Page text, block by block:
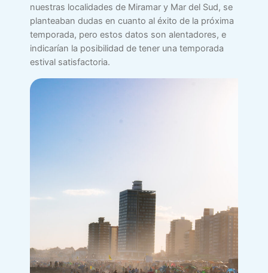
nuestras localidades de Miramar y Mar del Sud, se
planteaban dudas en cuanto al éxito de la próxima
temporada, pero estos datos son alentadores, e
indicarían la posibilidad de tener una temporada
estival satisfactoria.